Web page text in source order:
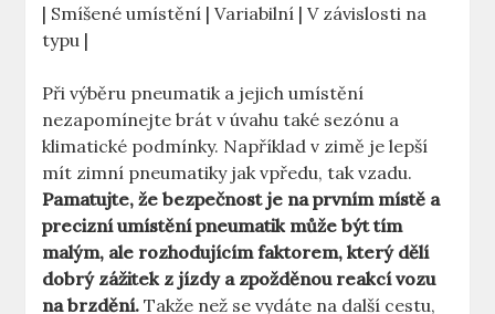
| Smíšené umístění | Variabilní | V závislosti na
typu |
Při výběru pneumatik a jejich umístění
nezapomínejte brát v úvahu také sezónu a
klimatické podmínky. Například v zimě je lepší
mít zimní pneumatiky jak vpředu, tak vzadu.
Pamatujte, že bezpečnost je na prvním místě a
precizní umístění pneumatik může být tím
malým, ale rozhodujícím faktorem, který dělí
dobrý zážitek z jízdy a zpožděnou reakcí vozu
na brzdění. Takže než se vydáte na další cestu,